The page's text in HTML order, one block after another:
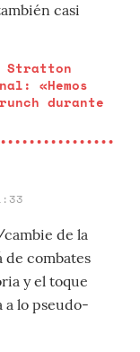
casi
Stratton
«Hemos
durante
de la
de combates
y el toque
a lo pseudo-